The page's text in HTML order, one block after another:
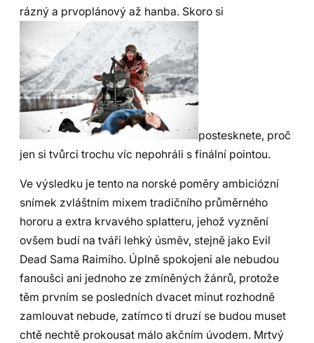
rázný a prvoplánový až hanba. Skoro si
postesknete, proč
jen si tvůrci trochu víc nepohráli s finální pointou.
Ve výsledku je tento na norské poměry ambiciózní
snímek zvláštním mixem tradičního průměrného
hororu a extra krvavého splatteru, jehož vyznění
ovšem budí na tváři lehký úsměv, stejně jako Evil
Dead Sama Raimiho. Úplně spokojeni ale nebudou
fanoušci ani jednoho ze zmíněných žánrů, protože
těm prvním se posledních dvacet minut rozhodně
zamlouvat nebude, zatímco ti druzí se budou muset
chtě nechtě prokousat málo akčním úvodem. Mrtvý